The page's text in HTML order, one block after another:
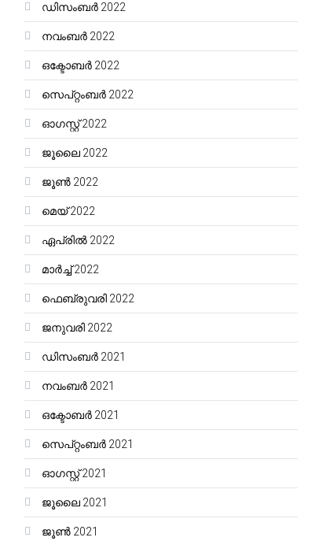
ഡിസംബർ 2022
നവംബർ 2022
ഒക്ടോബർ 2022
സെപ്റ്റംബർ 2022
ഓഗസ്റ്റ്‌ 2022
ജൂലൈ 2022
ജൂൺ 2022
മെയ്‌ 2022
ഏപ്രിൽ 2022
മാർച്ച്‌ 2022
ഫെബ്രുവരി 2022
ജനുവരി 2022
ഡിസംബർ 2021
നവംബർ 2021
ഒക്ടോബർ 2021
സെപ്റ്റംബർ 2021
ഓഗസ്റ്റ്‌ 2021
ജൂലൈ 2021
ജൂൺ 2021